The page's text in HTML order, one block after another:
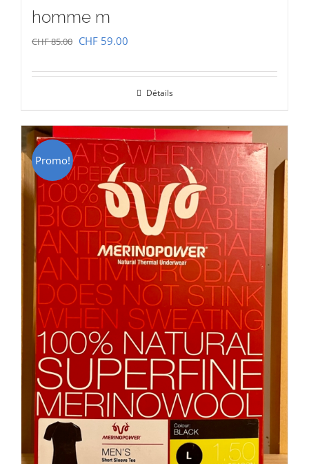
homme m
CHF85.00 Le
initial
CHF 85.00.
CHF 59.00
actuel
CHF 59.00.
Détails
Promo!